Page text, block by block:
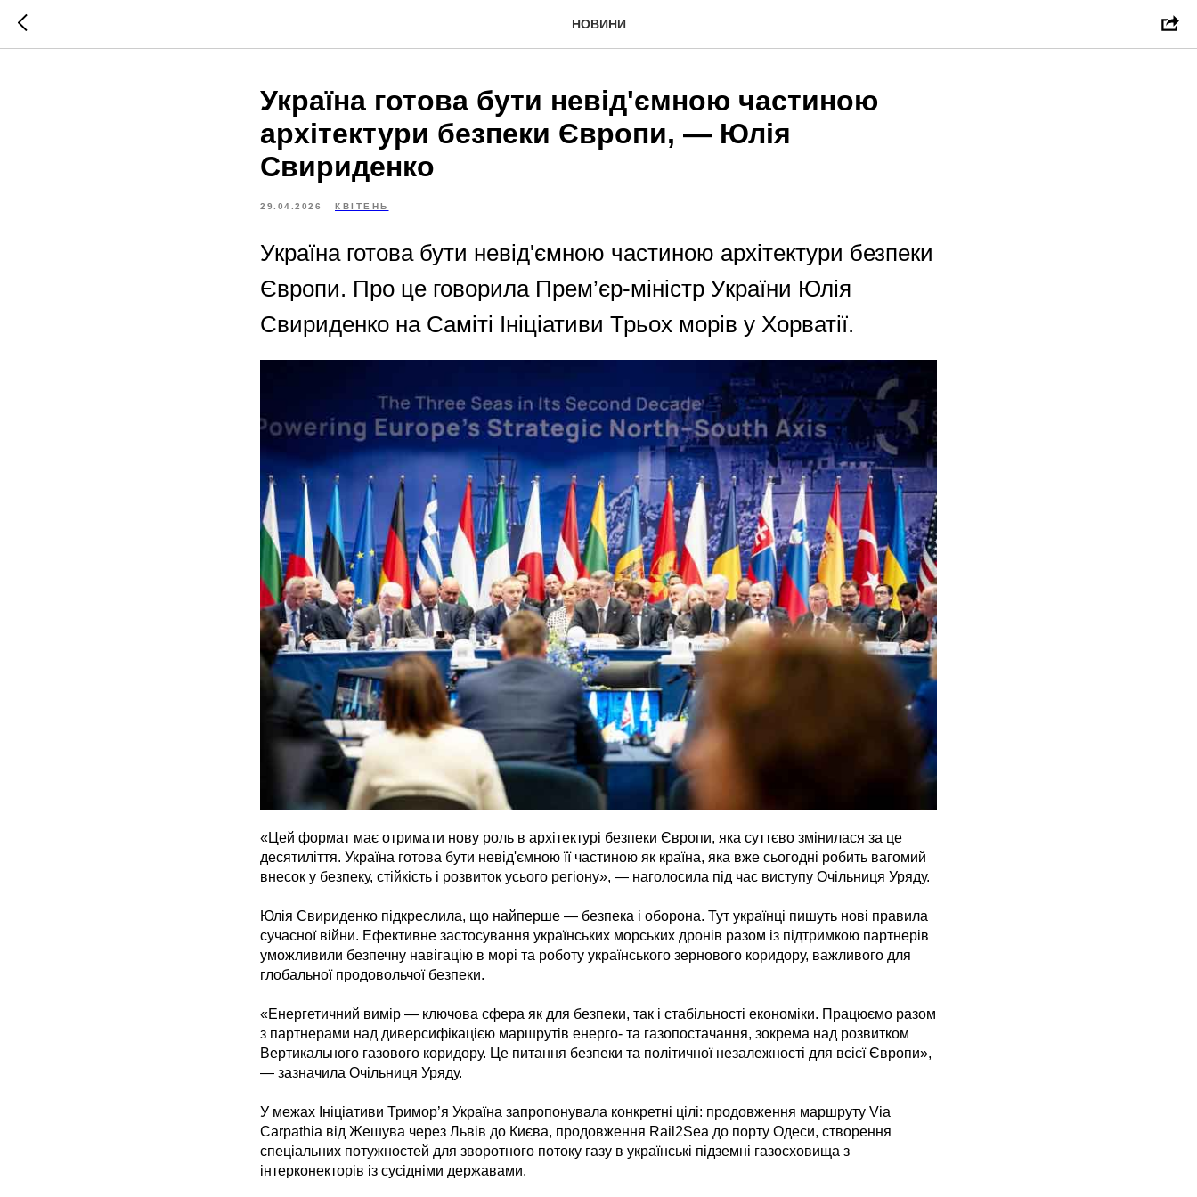
НОВИНИ
Україна готова бути невід'ємною частиною
архітектури безпеки Європи, — Юлія
Свириденко
29.04.2026 КВІТЕНЬ
Україна готова бути невід'ємною частиною архітектури безпеки
Європи. Про це говорила Прем’єр-міністр України Юлія
Свириденко на Саміті Ініціативи Трьох морів у Хорватії.
«Цей формат має отримати нову роль в архітектурі безпеки Європи, яка суттєво змінилася за це
десятиліття. Україна готова бути невід'ємною її частиною як країна, яка вже сьогодні робить вагомий
внесок у безпеку, стійкість і розвиток усього регіону», — наголосила під час виступу Очільниця Уряду.
Юлія Свириденко підкреслила, що найперше — безпека і оборона. Тут українці пишуть нові правила
сучасної війни. Ефективне застосування українських морських дронів разом із підтримкою партнерів
уможливили безпечну навігацію в морі та роботу українського зернового коридору, важливого для
глобальної продовольчої безпеки.
«Енергетичний вимір — ключова сфера як для безпеки, так і стабільності економіки. Працюємо разом
з партнерами над диверсифікацією маршрутів енерго- та газопостачання, зокрема над розвитком
Вертикального газового коридору. Це питання безпеки та політичної незалежності для всієї Європи»,
— зазначила Очільниця Уряду.
У межах Ініціативи Тримор’я Україна запропонувала конкретні цілі: продовження маршруту Via
Carpathia від Жешува через Львів до Києва, продовження Rail2Sea до порту Одеси, створення
спеціальних потужностей для зворотного потоку газу в українські підземні газосховища з
інтерконекторів із сусідніми державами.